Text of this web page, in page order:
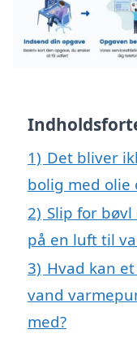
1) Det bliver
bolig med olie
2) Slip for
på en luft til
3) Hvad kan
vand
med?